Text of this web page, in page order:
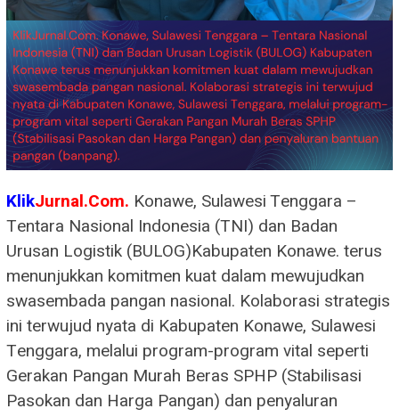
KlikJurnal.Com. Konawe, Sulawesi Tenggara –
Tentara Nasional Indonesia (TNI) dan Badan
Urusan Logistik (BULOG)Kabupaten Konawe. terus
menunjukkan komitmen kuat dalam mewujudkan
swasembada pangan nasional. Kolaborasi strategis
ini terwujud nyata di Kabupaten Konawe, Sulawesi
Tenggara, melalui program-program vital seperti
Gerakan Pangan Murah Beras SPHP (Stabilisasi
Pasokan dan Harga Pangan) dan penyaluran